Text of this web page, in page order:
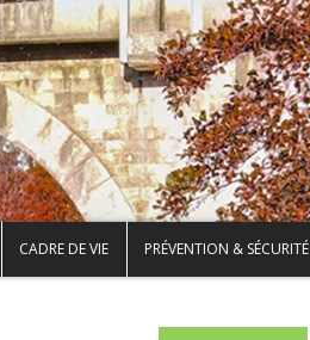
CADRE DE VIE PRÉVENTION & SÉCURITÉ